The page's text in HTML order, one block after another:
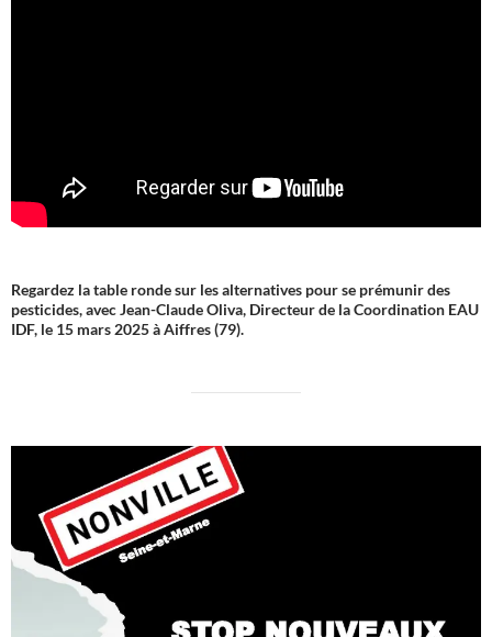
Regardez la table ronde sur les alternatives pour se prémunir des
pesticides, avec Jean-Claude Oliva, Directeur de la Coordination EAU
IDF, le 15 mars 2025 à Aiffres (79).